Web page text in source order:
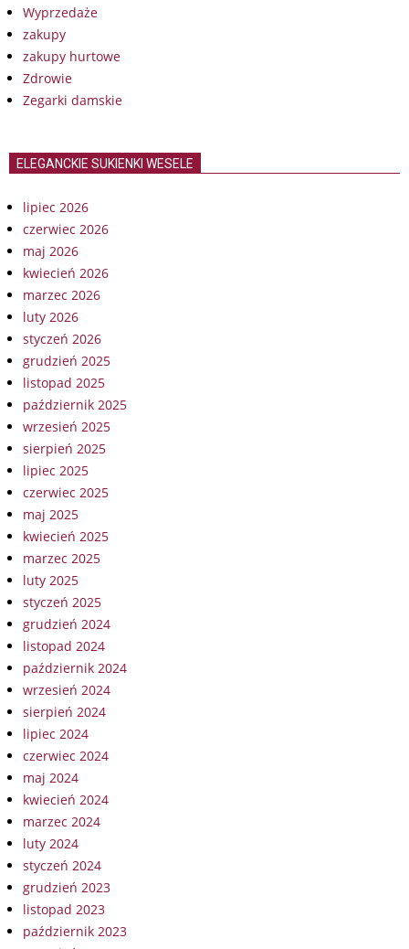
Wyprzedaże
zakupy
zakupy hurtowe
Zdrowie
Zegarki damskie
ELEGANCKIE SUKIENKI WESELE
lipiec 2026
czerwiec 2026
maj 2026
kwiecień 2026
marzec 2026
luty 2026
styczeń 2026
grudzień 2025
listopad 2025
październik 2025
wrzesień 2025
sierpień 2025
lipiec 2025
czerwiec 2025
maj 2025
kwiecień 2025
marzec 2025
luty 2025
styczeń 2025
grudzień 2024
listopad 2024
październik 2024
wrzesień 2024
sierpień 2024
lipiec 2024
czerwiec 2024
maj 2024
kwiecień 2024
marzec 2024
luty 2024
styczeń 2024
grudzień 2023
listopad 2023
październik 2023